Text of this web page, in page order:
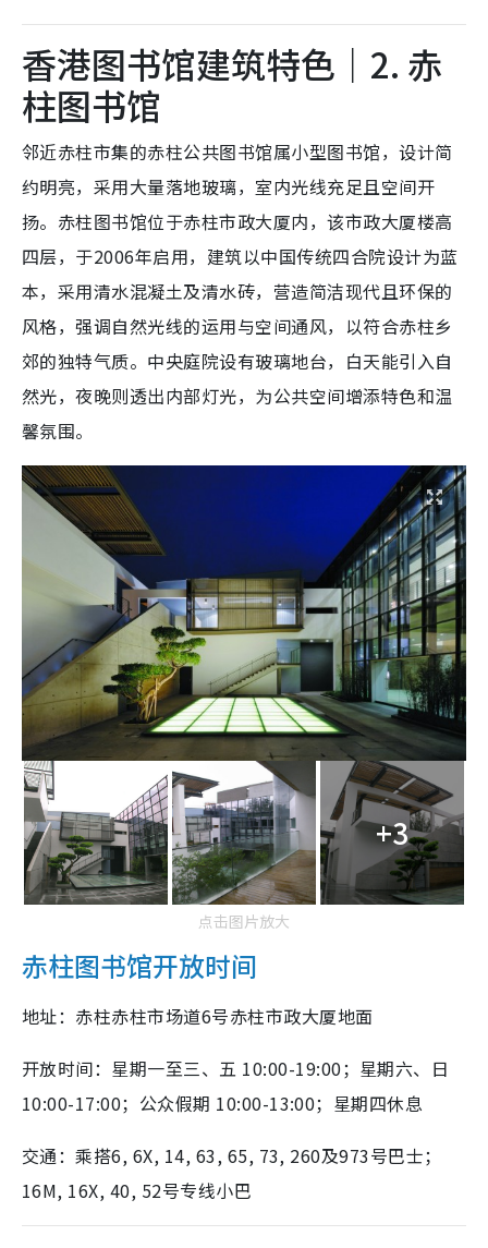
香港图书馆建筑特色｜2. 赤
柱图书馆
邻近赤柱市集的赤柱公共图书馆属小型图书馆，设计简
约明亮，采用大量落地玻璃，室内光线充足且空间开
扬。赤柱图书馆位于赤柱市政大厦内，该市政大厦楼高
四层，于2006年启用，建筑以中国传统四合院设计为蓝
本，采用清水混凝土及清水砖，营造简洁现代且环保的
风格，强调自然光线的运用与空间通风，以符合赤柱乡
郊的独特气质。中央庭院设有玻璃地台，白天能引入自
然光，夜晚则透出内部灯光，为公共空间增添特色和温
馨氛围。
+3
点击图片放大
赤柱图书馆开放时间
地址：赤柱赤柱市场道6号赤柱市政大厦地面
开放时间：星期一至三、五 10:00-19:00；星期六、日
10:00-17:00；公众假期 10:00-13:00；星期四休息
交通：乘搭6, 6X, 14, 63, 65, 73, 260及973号巴士；
16M, 16X, 40, 52号专线小巴